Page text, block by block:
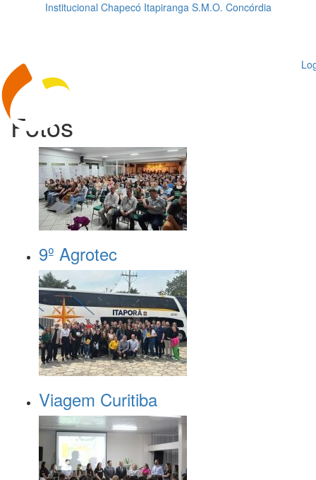
Institucional Chapecó Itapiranga S.M.O. Concórdia
Fotos
9º Agrotec
Viagem Curitiba